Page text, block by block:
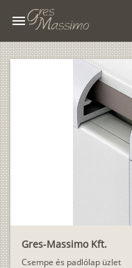
menu
Gres-Massimo Kft.
Csempe és padlólap üzlet